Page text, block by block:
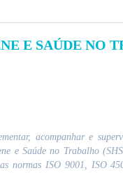
E SAÚDE NO
acompanhar e
e Saúde no Trabalho
normas ISO 9001, ISO